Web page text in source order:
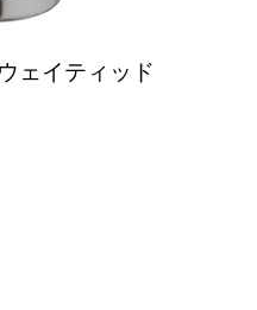
ェイティッド